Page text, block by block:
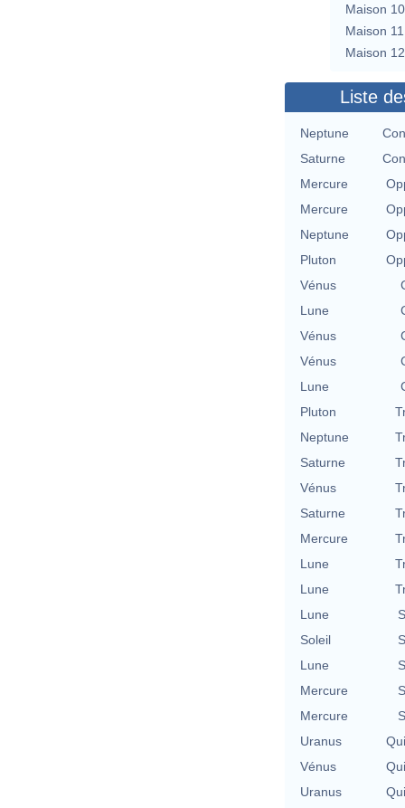
Maison 10
Maison 11
Maison 12
Liste
Neptune
Saturne
Mercure
Mercure
Neptune
Pluton
Vénus
Lune
Vénus
Vénus
Lune
Pluton
Neptune
Saturne
Vénus
Saturne
Mercure
Lune
Lune
Lune
Soleil
Lune
Mercure
Mercure
Uranus
Vénus
Uranus